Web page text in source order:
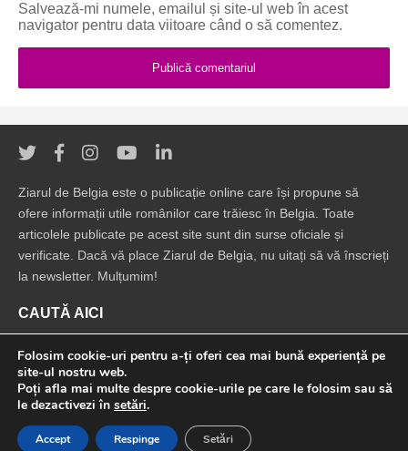
Salvează-mi numele, emailul și site-ul web în acest
navigator pentru data viitoare când o să comentez.
Ziarul de Belgia este o publicație online care își propune să
ofere informații utile românilor care trăiesc în Belgia. Toate
articolele publicate pe acest site sunt din surse oficiale și
verificate. Dacă vă place Ziarul de Belgia, nu uitați să vă înscrieți
la newsletter. Mulțumim!
CAUTĂ AICI
© 2022 Ziarul de Belgia. Toate drepturile rezervate.
Folosim cookie-uri pentru a-ți oferi cea mai bună experiență pe
site-ul nostru web.
Poți afla mai multe despre cookie-urile pe care le folosim sau să
le dezactivezi în setări.
Accept Respinge Setări